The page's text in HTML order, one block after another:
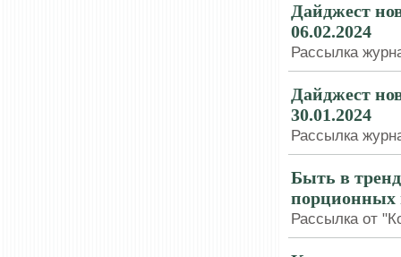
Дайджест
06.02.2024
Рассылка
Дайджест
30.01.2024
Рассылка
Быть в
порционных
Рассылка от